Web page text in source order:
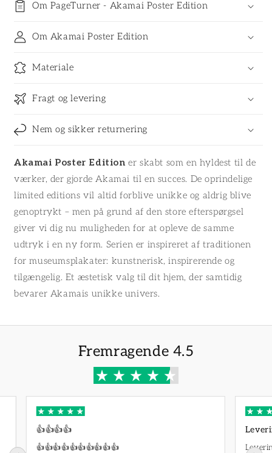
Om PageTurner - Akamai Poster Edition
Om Akamai Poster Edition
Materiale
Fragt og levering
Nem og sikker returnering
Akamai Poster Edition er skabt som en hyldest til de
værker, der gjorde Akamai til en succes. De oprindelige
limited editions vil altid forblive unikke og aldrig blive
genoptrykt – men på grund af den store efterspørgsel
giver vi dig nu muligheden for at opleve de samme
udtryk i en ny form. Serien er inspireret af traditionen
for museumsplakater: kunstnerisk, inspirerende og
tilgængelig. Et æstetisk valg til dit hjem, der samtidig
bevarer Akamais unikke univers.
Fremragende 4.5
👍👍👍👍
👍👍👍👍👍👍👍👍👍👍